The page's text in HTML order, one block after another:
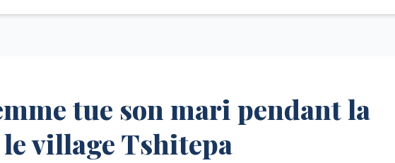
tue son mari pendant la
village Tshitepa